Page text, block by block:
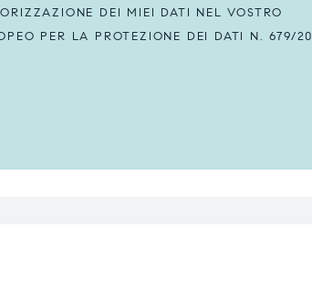
DEI MIEI DATI NEL VOSTRO
PER LA PROTEZIONE DEI DATI N. 679/